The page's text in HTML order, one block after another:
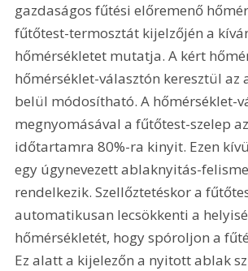
gazdaságos fűtési előremenő
fűtőtest-termosztát kijelzőjén a
hőmérsékletet mutatja. A kért
hőmérséklet-választón keresztül az
belül módosítható. A hőmérséklet-
megnyomásával a fűtőtest-szelep
időtartamra 80%-ra kinyit. Ezen
egy úgynevezett ablaknyitás-
rendelkezik. Szellőztetéskor a
automatikusan lecsökkenti a
hőmérsékletét, hogy spóroljon a
Ez alatt a kijelezőn a nyitott ablak